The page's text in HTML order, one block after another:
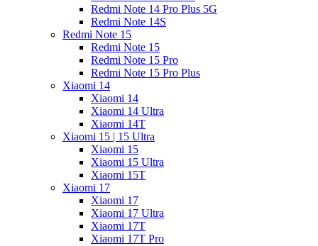
Redmi Note 14 Pro Plus 5G
Redmi Note 14S
Redmi Note 15
Redmi Note 15
Redmi Note 15 Pro
Redmi Note 15 Pro Plus
Xiaomi 14
Xiaomi 14
Xiaomi 14 Ultra
Xiaomi 14T
Xiaomi 15 | 15 Ultra
Xiaomi 15
Xiaomi 15 Ultra
Xiaomi 15T
Xiaomi 17
Xiaomi 17
Xiaomi 17 Ultra
Xiaomi 17T
Xiaomi 17T Pro